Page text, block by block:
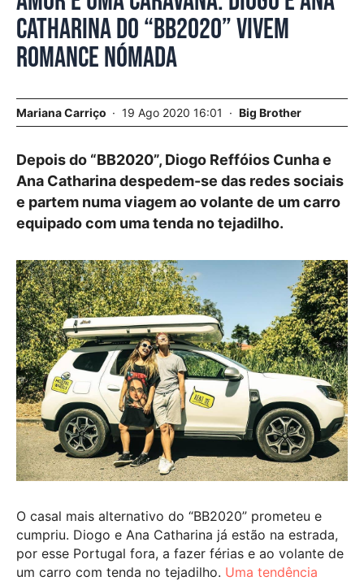
Catharina do “BB2020” vivem
romance nómada
Mariana Carriço 19 Ago 2020 16:01 Big Brother
Depois do “BB2020”, Diogo Reffóios Cunha e
Ana Catharina despedem-se das redes sociais
e partem numa viagem ao volante de um carro
equipado com uma tenda no tejadilho.
O casal mais alternativo do “BB2020” prometeu e
cumpriu. Diogo e Ana Catharina já estão na estrada,
por esse Portugal fora, a fazer férias e ao volante de
um carro com tenda no tejadilho. Uma tendência